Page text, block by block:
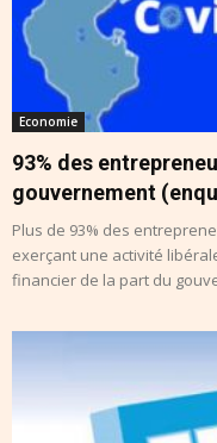
Economie
93% des
gouvernement
Plus de 93% des
exerçant une activité
financier de la part du